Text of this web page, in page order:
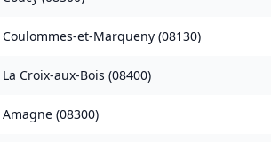
Coulommes-et-Marqueny (08130)
La Croix-aux-Bois (08400)
Amagne (08300)